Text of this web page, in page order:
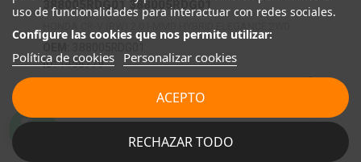
388005RDG01 388005RDG01
ID:1458779
uso de funcionalidades para interactuar con redes sociales.
Configure las cookies que nos permite utilizar:
Política de cookies Personalizar cookies
RECHAZAR TODO
ACEPTO